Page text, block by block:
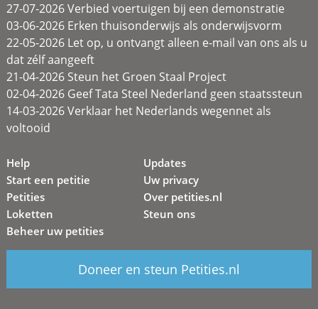
27-07-2026 Verbied voertuigen bij een demonstratie
03-06-2026 Erken thuisonderwijs als onderwijsvorm
22-05-2026 Let op, u ontvangt alleen e-mail van ons als u
dat zélf aangeeft
21-04-2026 Steun het Groen Staal Project
02-04-2026 Geef Tata Steel Nederland geen staatssteun
14-03-2026 Verklaar het Nederlands wegennet als
voltooid
Help
Start een petitie
Petities
Loketten
Beheer uw petities
Updates
Uw privacy
Over petities.nl
Steun ons
Doneer en steun Petities.nl